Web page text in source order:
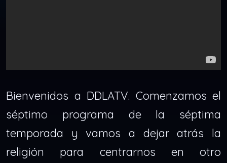
Bienvenidos a DDLATV. Comenzamos el
séptimo programa de la séptima
temporada y vamos a dejar atrás la
religión para centrarnos en otro